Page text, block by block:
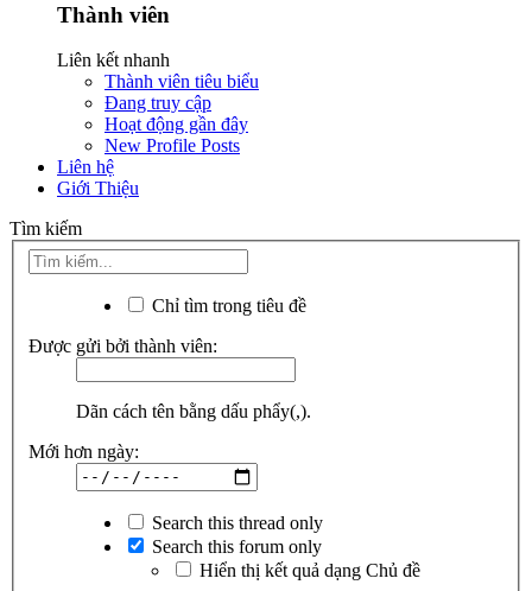
Thành viên
Liên kết nhanh
Thành viên tiêu biểu
Đang truy cập
Hoạt động gần đây
New Profile Posts
Liên hệ
Giới Thiệu
Tìm kiếm
Chỉ tìm trong tiêu đề
Được gửi bởi thành viên:
Dãn cách tên bằng dấu phẩy(,).
Mới hơn ngày:
Search this thread only
Search this forum only
Hiển thị kết quả dạng Chủ đề